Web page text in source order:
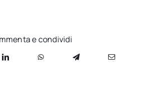
e condividi